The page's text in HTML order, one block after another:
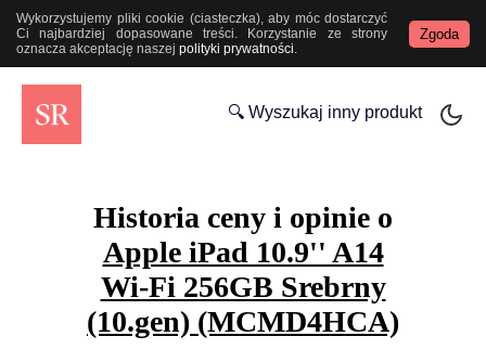
Wykorzystujemy pliki cookie (ciasteczka), aby móc dostarczyć
Ci najbardziej dopasowane treści. Korzystanie ze strony
oznacza akceptację naszej polityki prywatności.
Zgoda
🔍 Wyszukaj inny produkt
Historia ceny i opinie o
Apple iPad 10.9'' A14
Wi-Fi 256GB Srebrny
(10.gen) (MCMD4HCA)